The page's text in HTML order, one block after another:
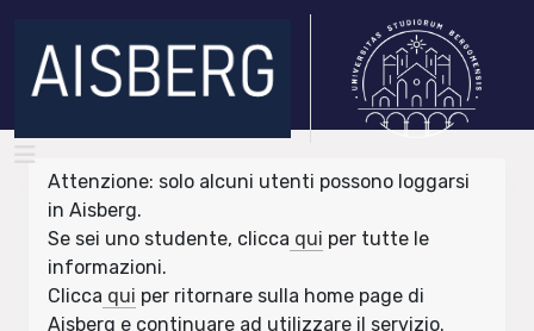
Attenzione: solo alcuni utenti possono loggarsi
in Aisberg.
Se sei uno studente, clicca qui per tutte le
informazioni.
Clicca qui per ritornare sulla home page di
Aisberg e continuare ad utilizzare il servizio.